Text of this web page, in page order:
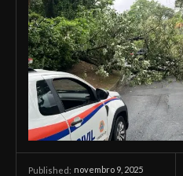
Published: novembro 9, 2025